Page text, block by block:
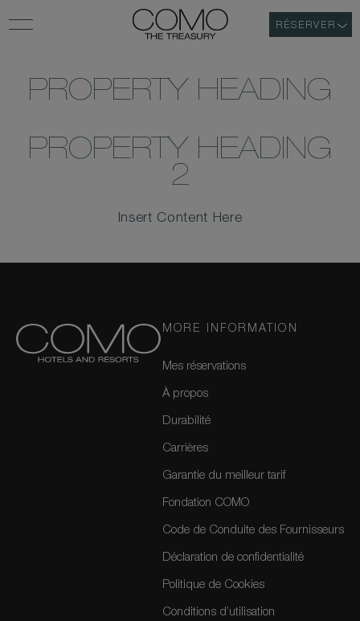
RÉSERVER
PROPERTY HEADING
PROPERTY HEADING
2
Insert Content Here
MORE INFORMATION
Mes réservations
À propos
Durabilité
Carrières
Garantie du meilleur tarif
Fondation COMO
Code de Conduite des Fournisseurs
Déclaration de confidentialité
Politique de Cookies
Conditions d’utilisation